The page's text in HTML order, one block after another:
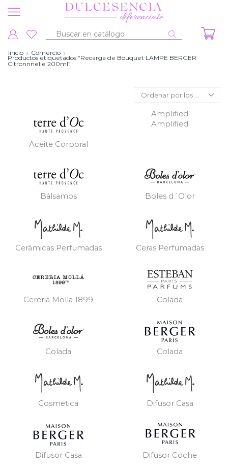
Entrada
búsqueda
Inicio Comercio
Productos etiquetados “Recarga de Bouquet LAMPE BERGER
Citronnnelle 200ml”
Aceite Corporal
Amplified
Amplified
Bálsamos Boles d´Olor
Cerámicas Perfumadas Ceras Perfumadas
Cereria Molla 1899 Colada
Colada Colada
Cosmetica Difusor Casa
Difusor Casa Difusor Coche